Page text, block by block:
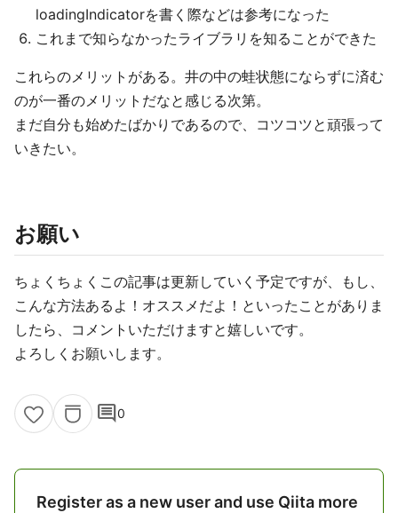
loadingIndicatorを書く際などは参考になった
これまで知らなかったライブラリを知ることができた
これらのメリットがある。井の中の蛙状態にならずに済む
のが一番のメリットだなと感じる次第。
まだ自分も始めたばかりであるので、コツコツと頑張って
いきたい。
お願い
ちょくちょくこの記事は更新していく予定ですが、もし、
こんな方法あるよ！オススメだよ！といったことがありま
したら、コメントいただけますと嬉しいです。
よろしくお願いします。
comment0
Register as a new user and use Qiita more